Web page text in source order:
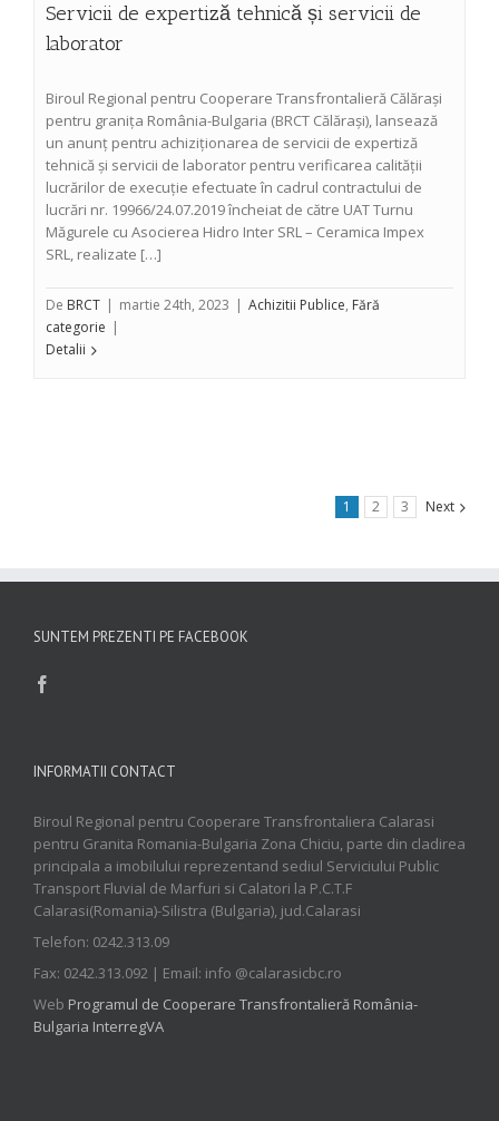
Servicii de expertiză tehnică și servicii de
laborator
Biroul Regional pentru Cooperare Transfrontalieră Călărași
pentru granița România-Bulgaria (BRCT Călărași), lansează
un anunț pentru achiziționarea de servicii de expertiză
tehnică și servicii de laborator pentru verificarea calității
lucrărilor de execuție efectuate în cadrul contractului de
lucrări nr. 19966/24.07.2019 încheiat de către UAT Turnu
Măgurele cu Asocierea Hidro Inter SRL – Ceramica Impex
SRL, realizate […]
De BRCT | martie 24th, 2023 | Achizitii Publice, Fără
categorie |
Detalii
1 2 3 Next
SUNTEM PREZENTI PE FACEBOOK
INFORMATII CONTACT
Biroul Regional pentru Cooperare Transfrontaliera Calarasi
pentru Granita Romania-Bulgaria Zona Chiciu, parte din cladirea
principala a imobilului reprezentand sediul Serviciului Public
Transport Fluvial de Marfuri si Calatori la P.C.T.F
Calarasi(Romania)-Silistra (Bulgaria), jud.Calarasi
Telefon: 0242.313.09
Fax: 0242.313.092 | Email: info @calarasicbc.ro
Web Programul de Cooperare Transfrontalieră România-
Bulgaria InterregVA